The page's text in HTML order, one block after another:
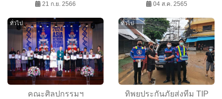
ร้าง 7 ปี
21 ก.ย. 2566
สังคม พร้อมโชว์ผลงานเด่น
ชาติ 2565
04 ส.ค. 2565
ทั่วไป
คณะศิลปกรรมฯ
ทั่วไป
ทิพยประกันภัยส่งทีม TIP